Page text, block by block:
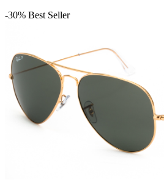
-30% Best Seller